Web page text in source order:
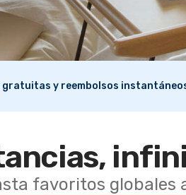
gratuitas y reembolsos
favoritos